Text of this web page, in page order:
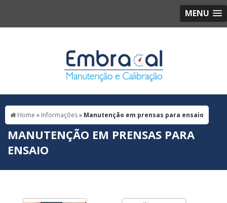
MENU
Home » Informações» Manutenção em prensas para ensaio
MANUTENÇÃO EM PRENSAS PARA
ENSAIO